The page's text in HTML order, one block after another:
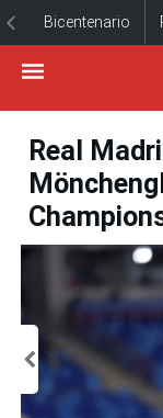
Bicentenario
Real